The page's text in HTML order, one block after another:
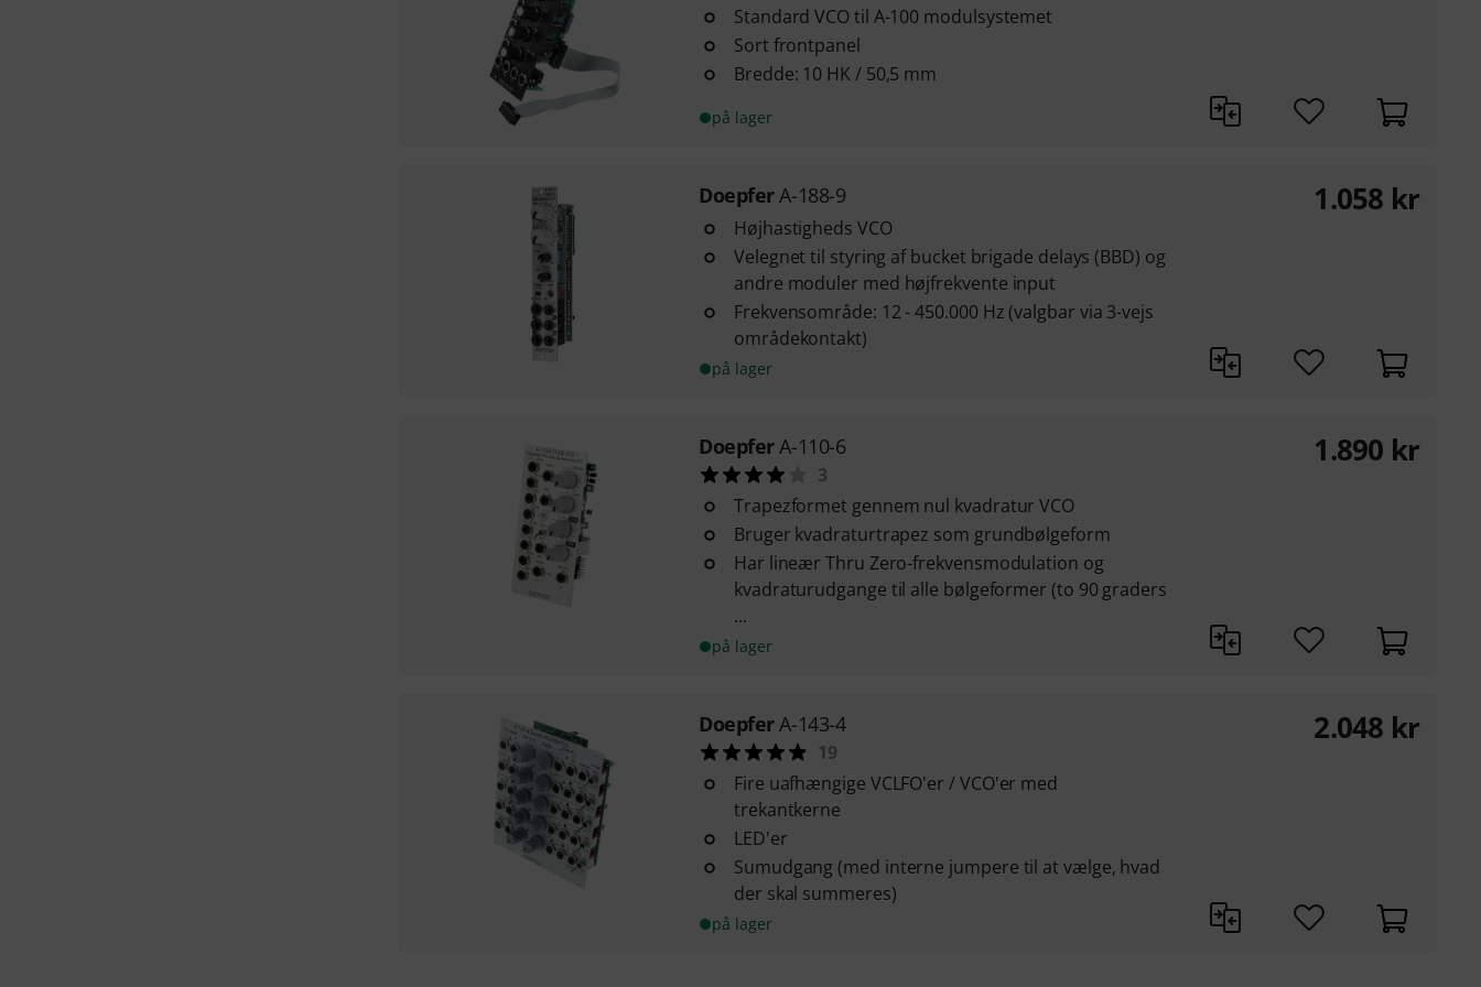
Standard VCO til A-100 modulsystemet
Sort frontpanel
Bredde: 10 HK / 50,5 mm
på lager
DoepferA-188-9
Højhastigheds VCO
Velegnet til styring af bucket brigade delays (BBD) og
andre moduler med højfrekvente input
Frekvensområde: 12 - 450.000 Hz (valgbar via 3-vejs
områdekontakt)
på lager
1.058 kr
DoepferA-110-6
3
Trapezformet gennem nul kvadratur VCO
Bruger kvadraturtrapez som grundbølgeform
Har lineær Thru Zero-frekvensmodulation og
kvadraturudgange til alle bølgeformer (to 90 graders
...
på lager
1.890 kr
DoepferA-143-4
19
Fire uafhængige VCLFO'er / VCO'er med
trekantkerne
LED'er
Sumudgang (med interne jumpere til at vælge, hvad
der skal summeres)
på lager
2.048 kr